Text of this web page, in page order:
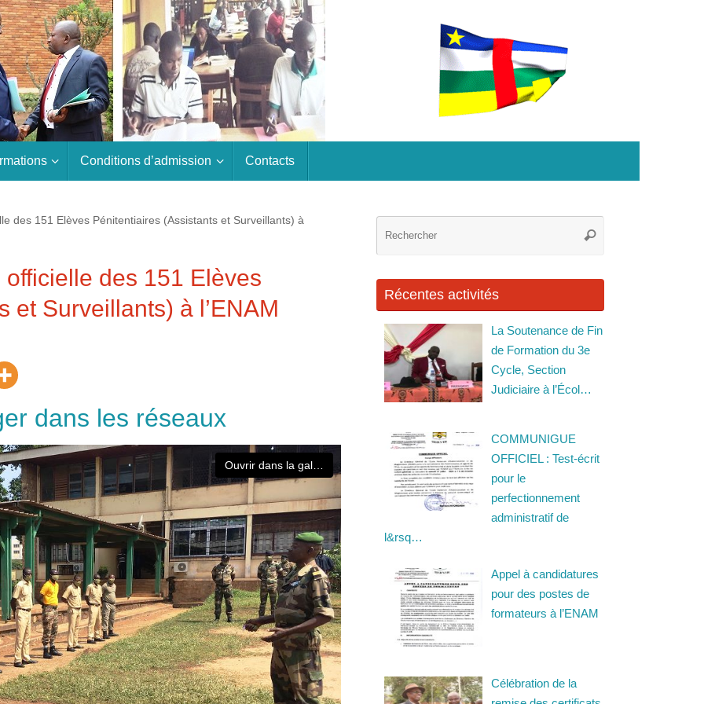
Conditions d’admission Contacts
des 151 Elèves Pénitentiaires (Assistants et Surveillants) à
des 151 Elèves
et Surveillants) à l’ENAM
dans les réseaux
Rechercher
Récentes activités
La Soutenance de Fin
de Formation du 3e
Cycle, Section
Judiciaire à l’Écol…
COMMUNIGUE
OFFICIEL : Test-écrit
pour le
perfectionnement
administratif de
l&rsq…
Appel à candidatures
pour des postes de
formateurs à l’ENAM
Célébration de la